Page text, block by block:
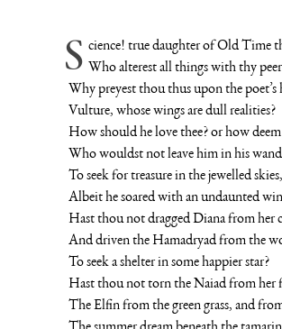
Science! true daughter of Old Time
Who alterest all things with thy
Why preyest thou thus upon the poet’s
Vulture, whose wings are dull realities?
How should he love thee? or how deem
Who wouldst not leave him in his
To seek for treasure in the jewelled skies,
Albeit he soared with an undaunted
Hast thou not dragged Diana from her
And driven the Hamadryad from the
To seek a shelter in some happier star?
Hast thou not torn the Naiad from her
The Elfin from the green grass, and